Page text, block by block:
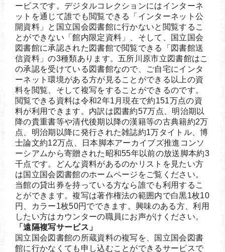
ービスです。デジタルコレクションにはインターネ
ットを通じて誰でも閲覧できる「インターネット公
開資料」と国立国会図書館に行かないと閲覧するこ
とができない「館内限定資料」、そして、国立国会
図書館に承認された図書館で閲覧できる「図書館送
信資料」の3種類あります。五所川原市立図書館はこ
の承認を受けている図書館なので、ご自宅にインタ
ーネット環境がある方が見ることができる以上の資
料を閲覧、そして複写をすることができるのです。
閲覧できる資料は令和2年1月現在で約151万点の資
料が利用できます。内訳は図書約57万点、明治期以
降の貴重書等や清代後期以降の漢籍等の古典籍約2万
点、明治期以降に発行された雑誌約1万タイトル、博
士論文約12万点、日本脚本アーカイブズ推進コンソ
ーシアムから寄贈された昭和55年以前の放送脚本約3
千点です。どんな資料があるのかリストを見たい方
は国立国会図書館のホームページをご覧ください。
当館の貸出券を持っている方なら誰でも利用するこ
とができます。複写は著作権法の範囲内で白黒1枚10
円、カラー1枚50円でできます。興味のある方、利用
したい方はカウンターの職員にお声がけください。
「遠隔複写サービス」
国立国会図書館の所蔵資料の複写を、国立国会図書
館に行かなくても申し込むことができるサービスで